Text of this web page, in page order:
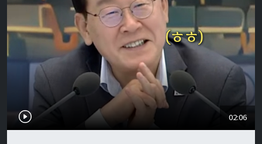
02:06